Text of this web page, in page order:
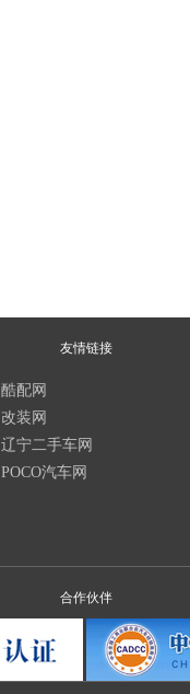
友情链接
酷配网
改装网
辽宁二手车网
POCO汽车网
合作伙伴